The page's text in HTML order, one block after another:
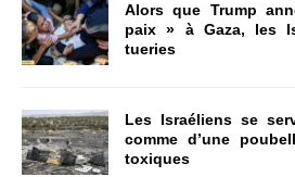
Alors que Trump
paix » à Gaza, les
tueries
Les Israéliens se
comme d’une
toxiques